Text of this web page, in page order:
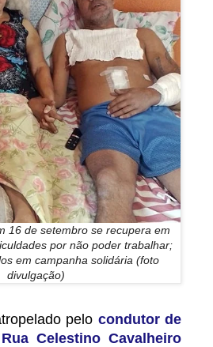
16 de setembro se recupera em
por não poder trabalhar;
em campanha solidária (foto
divulgação)
pelo condutor de
Celestino Cavalheiro